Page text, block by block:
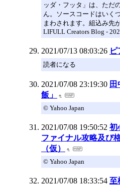
ッダ・フッタ」は、ただ
ん。ソースコードはいく
まわされます。組込み先
LIFULL Creators Blog -
2021/07/13 08:03:26
読者になる
2021/07/08 23:19:30
飯」
© Yahoo Japan
2021/07/08 19:50:52 初
ファイナル攻略及び
（仮）
© Yahoo Japan
2021/07/08 18:33:54 至